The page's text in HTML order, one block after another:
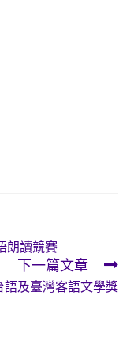
朗讀競賽
下一篇文章
語及臺灣客語文學獎